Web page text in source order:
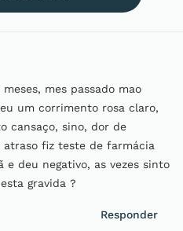
mes passado mao
um corrimento rosa claro,
cansaço, sino, dor de
fiz teste de farmácia
e deu negativo, as vezes sinto
gravida ?
Responder